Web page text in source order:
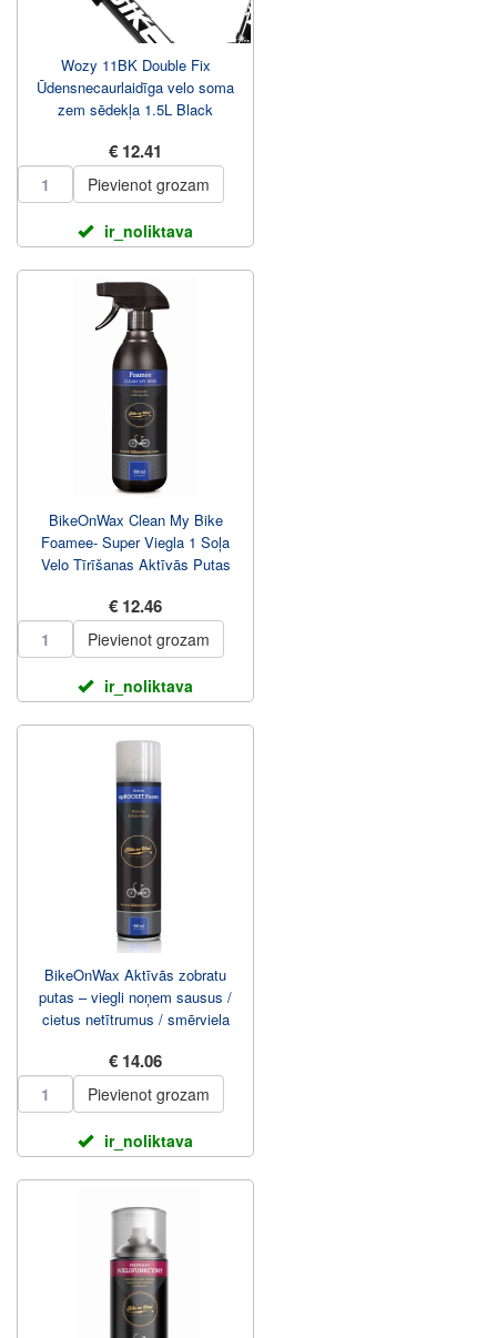
Wozy 11BK Double Fix
Ūdensnecaurlaidīga velo soma
zem sēdekļa 1.5L Black
€ 12.41
Pievienot grozam
ir_noliktava
BikeOnWax Clean My Bike
Foamee- Super Viegla 1 Soļa
Velo Tīrīšanas Aktīvās Putas
€ 12.46
Pievienot grozam
ir_noliktava
BikeOnWax Aktīvās zobratu
putas – viegli noņem sausus /
cietus netītrumus / smērviela
€ 14.06
Pievienot grozam
ir_noliktava